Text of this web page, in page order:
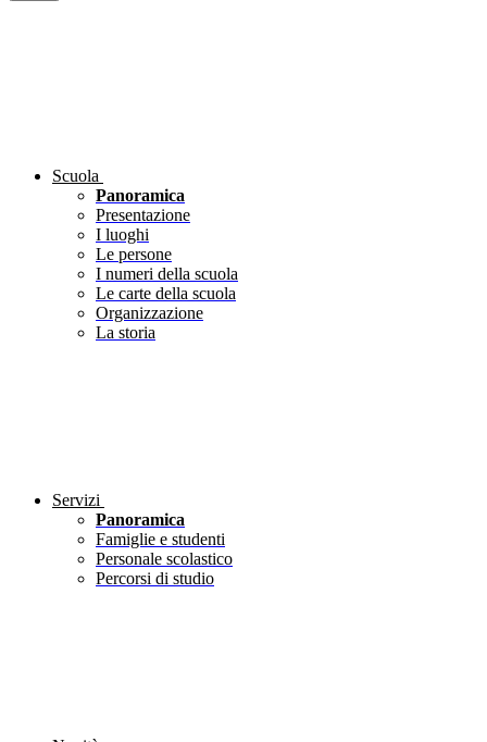
Scuola
Panoramica
Presentazione
I luoghi
Le persone
I numeri della scuola
Le carte della scuola
Organizzazione
La storia
Servizi
Panoramica
Famiglie e studenti
Personale scolastico
Percorsi di studio